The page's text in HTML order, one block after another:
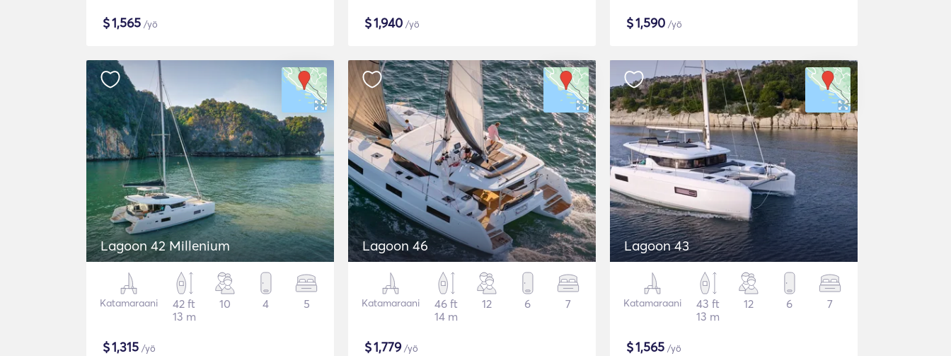
$1,565 /yö $1,940 /yö $1,590 /yö
Lagoon 42 Millenium
Katamaraani
42 ft
13 m
10 4 5
$1,315 /yö
Lagoon 46
Katamaraani
46 ft
14 m
12 6 7
$1,779/yö
Lagoon 43
Katamaraani
43 ft
13 m
12 6 7
$1,565 /yö